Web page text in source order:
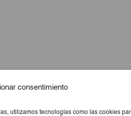
consentimiento
utilizamos tecnologías como las cookies